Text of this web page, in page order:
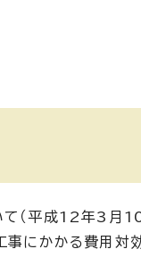
て（平成12年3
事にかかる費用対